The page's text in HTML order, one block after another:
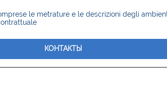
le metrature e le descrizioni degli
КОНТАКТЫ